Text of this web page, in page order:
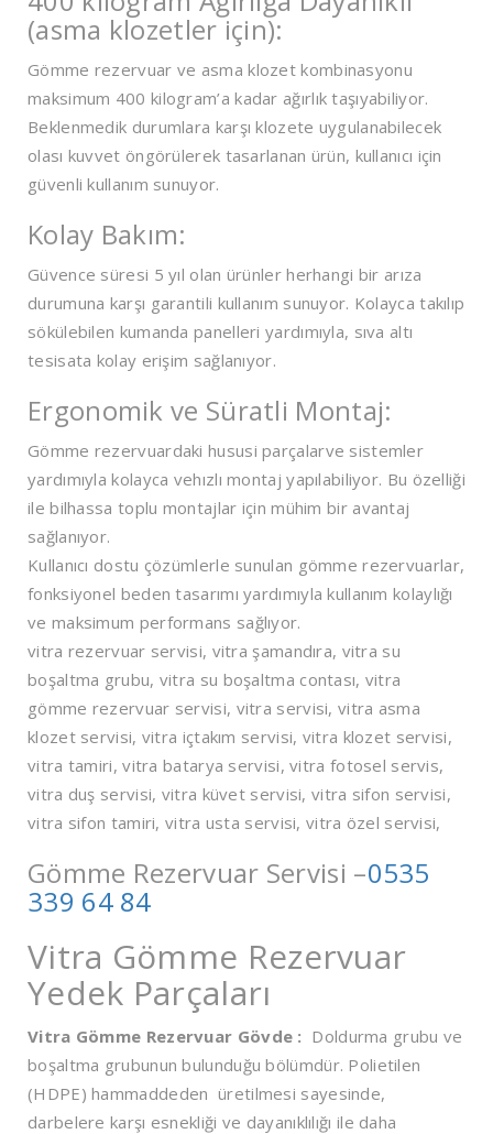
(asma klozetler için):
Gömme rezervuar ve asma klozet kombinasyonu
maksimum 400 kilogram’a kadar ağırlık taşıyabiliyor.
Beklenmedik durumlara karşı klozete uygulanabilecek
olası kuvvet öngörülerek tasarlanan ürün, kullanıcı için
güvenli kullanım sunuyor.
Kolay Bakım:
Güvence süresi 5 yıl olan ürünler herhangi bir arıza
durumuna karşı garantili kullanım sunuyor. Kolayca takılıp
sökülebilen kumanda panelleri yardımıyla, sıva altı
tesisata kolay erişim sağlanıyor.
Ergonomik ve Süratli Montaj:
Gömme rezervuardaki hususi parçalarve sistemler
yardımıyla kolayca vehızlı montaj yapılabiliyor. Bu özelliği
ile bilhassa toplu montajlar için mühim bir avantaj
sağlanıyor.
Kullanıcı dostu çözümlerle sunulan gömme rezervuarlar,
fonksiyonel beden tasarımı yardımıyla kullanım kolaylığı
ve maksimum performans sağlıyor.
vitra rezervuar servisi, vitra şamandıra, vitra su
boşaltma grubu, vitra su boşaltma contası, vitra
gömme rezervuar servisi, vitra servisi, vitra asma
klozet servisi, vitra içtakım servisi, vitra klozet servisi,
vitra tamiri, vitra batarya servisi, vitra fotosel servis,
vitra duş servisi, vitra küvet servisi, vitra sifon servisi,
vitra sifon tamiri, vitra usta servisi, vitra özel servisi,
Gömme Rezervuar Servisi –0535
339 64 84
Vitra Gömme Rezervuar
Yedek Parçaları
Vitra Gömme Rezervuar Gövde : Doldurma grubu ve
boşaltma grubunun bulunduğu bölümdür. Polietilen
(HDPE) hammaddeden üretilmesi sayesinde,
darbelere karşı esnekliği ve dayanıklılığı ile daha